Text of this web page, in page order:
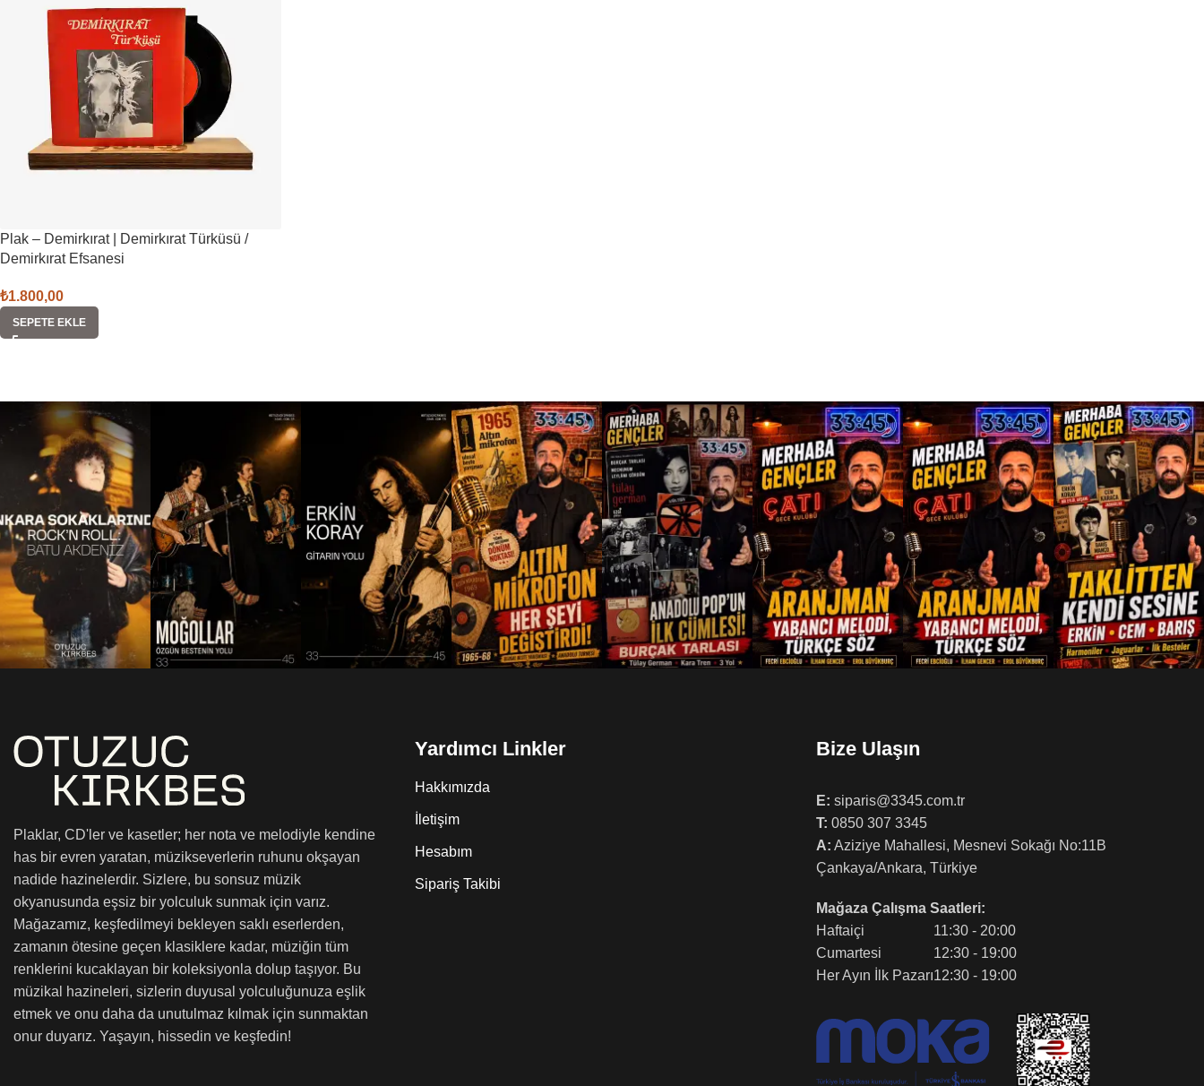
Plak – Demirkırat | Demirkırat Türküsü /
Demirkırat Efsanesi
₺1.800,00
SEPETE EKLE
Plaklar, CD'ler ve kasetler; her nota ve melodiyle kendine
has bir evren yaratan, müzikseverlerin ruhunu okşayan
nadide hazinelerdir. Sizlere, bu sonsuz müzik
okyanusunda eşsiz bir yolculuk sunmak için varız.
Mağazamız, keşfedilmeyi bekleyen saklı eserlerden,
zamanın ötesine geçen klasiklere kadar, müziğin tüm
renklerini kucaklayan bir koleksiyonla dolup taşıyor. Bu
müzikal hazineleri, sizlerin duyusal yolculuğunuza eşlik
etmek ve onu daha da unutulmaz kılmak için sunmaktan
onur duyarız. Yaşayın, hissedin ve keşfedin!
Yardımcı Linkler
Hakkımızda
İletişim
Hesabım
Sipariş Takibi
Bize Ulaşın
E: siparis@3345.com.tr
T: 0850 307 3345
A: Aziziye Mahallesi, Mesnevi Sokağı No:11B
Çankaya/Ankara, Türkiye
Mağaza Çalışma Saatleri:
Haftaiçi
Cumartesi
Her Ayın İlk Pazarı
11:30 - 20:00
12:30 - 19:00
12:30 - 19:00